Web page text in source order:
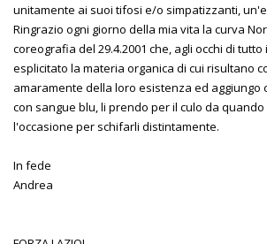
unitamente ai suoi tifosi e/o simpatizzanti,
Ringrazio ogni giorno della mia vita la curva
coreografia del 29.4.2001 che, agli occhi di tutto
esplicitato la materia organica di cui risultano
amaramente della loro esistenza ed aggiungo
con sangue blu, li prendo per il culo da quando
l'occasione per schifarli distintamente.
In fede
Andrea